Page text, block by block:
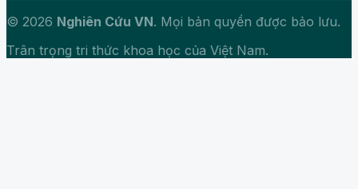
© 2026 Nghiên Cứu VN. Mọi bản quyền được bảo lưu.
Trân trọng tri thức khoa học của Việt Nam.